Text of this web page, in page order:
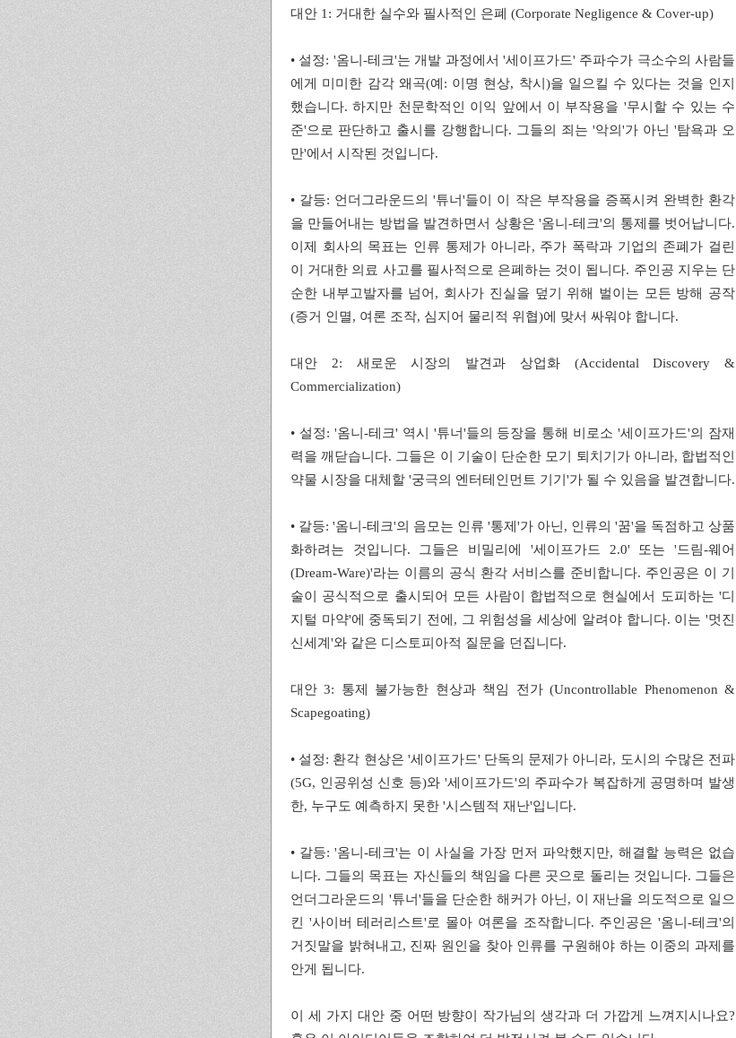
대안 1: 거대한 실수와 필사적인 은폐 (Corporate Negligence & Cover-up)
• 설정: '옴니-테크'는 개발 과정에서 '세이프가드' 주파수가 극소수의 사람들
에게 미미한 감각 왜곡(예: 이명 현상, 착시)을 일으킬 수 있다는 것을 인지
했습니다. 하지만 천문학적인 이익 앞에서 이 부작용을 '무시할 수 있는 수
준'으로 판단하고 출시를 강행합니다. 그들의 죄는 '악의'가 아닌 '탐욕과 오
만'에서 시작된 것입니다.
• 갈등: 언더그라운드의 '튜너'들이 이 작은 부작용을 증폭시켜 완벽한 환각
을 만들어내는 방법을 발견하면서 상황은 '옴니-테크'의 통제를 벗어납니다.
이제 회사의 목표는 인류 통제가 아니라, 주가 폭락과 기업의 존폐가 걸린
이 거대한 의료 사고를 필사적으로 은폐하는 것이 됩니다. 주인공 지우는 단
순한 내부고발자를 넘어, 회사가 진실을 덮기 위해 벌이는 모든 방해 공작
(증거 인멸, 여론 조작, 심지어 물리적 위협)에 맞서 싸워야 합니다.
대안 2: 새로운 시장의 발견과 상업화 (Accidental Discovery &
Commercialization)
• 설정: '옴니-테크' 역시 '튜너'들의 등장을 통해 비로소 '세이프가드'의 잠재
력을 깨닫습니다. 그들은 이 기술이 단순한 모기 퇴치기가 아니라, 합법적인
약물 시장을 대체할 '궁극의 엔터테인먼트 기기'가 될 수 있음을 발견합니다.
• 갈등: '옴니-테크'의 음모는 인류 '통제'가 아닌, 인류의 '꿈'을 독점하고 상품
화하려는 것입니다. 그들은 비밀리에 '세이프가드 2.0' 또는 '드림-웨어
(Dream-Ware)'라는 이름의 공식 환각 서비스를 준비합니다. 주인공은 이 기
술이 공식적으로 출시되어 모든 사람이 합법적으로 현실에서 도피하는 '디
지털 마약'에 중독되기 전에, 그 위험성을 세상에 알려야 합니다. 이는 '멋진
신세계'와 같은 디스토피아적 질문을 던집니다.
대안 3: 통제 불가능한 현상과 책임 전가 (Uncontrollable Phenomenon &
Scapegoating)
• 설정: 환각 현상은 '세이프가드' 단독의 문제가 아니라, 도시의 수많은 전파
(5G, 인공위성 신호 등)와 '세이프가드'의 주파수가 복잡하게 공명하며 발생
한, 누구도 예측하지 못한 '시스템적 재난'입니다.
• 갈등: '옴니-테크'는 이 사실을 가장 먼저 파악했지만, 해결할 능력은 없습
니다. 그들의 목표는 자신들의 책임을 다른 곳으로 돌리는 것입니다. 그들은
언더그라운드의 '튜너'들을 단순한 해커가 아닌, 이 재난을 의도적으로 일으
킨 '사이버 테러리스트'로 몰아 여론을 조작합니다. 주인공은 '옴니-테크'의
거짓말을 밝혀내고, 진짜 원인을 찾아 인류를 구원해야 하는 이중의 과제를
안게 됩니다.
이 세 가지 대안 중 어떤 방향이 작가님의 생각과 더 가깝게 느껴지시나요?